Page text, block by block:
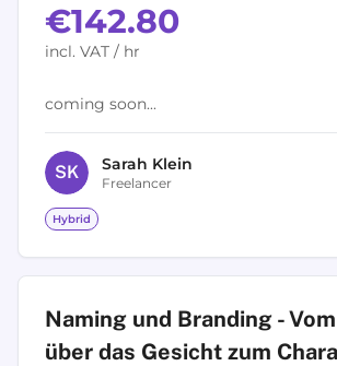
€142.80
incl. VAT / hr
coming soon...
SK Sarah Klein
Freelancer
Hybrid
Naming und Branding -
über das Gesicht zum